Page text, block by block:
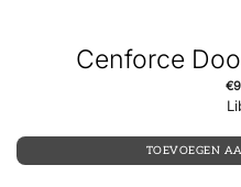
Cenforce
€
TOEVOEGEN